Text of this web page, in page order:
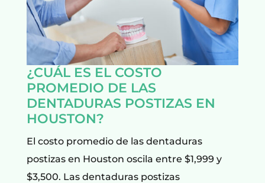
¿CUÁL ES EL COSTO
PROMEDIO DE LAS
DENTADURAS POSTIZAS EN
HOUSTON?
El costo promedio de las dentaduras
postizas en Houston oscila entre $1,999 y
$3,500. Las dentaduras postizas